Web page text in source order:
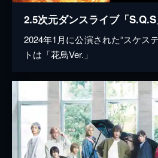
2024年1月に公演された“スケス
トは「花鳥Ver.」